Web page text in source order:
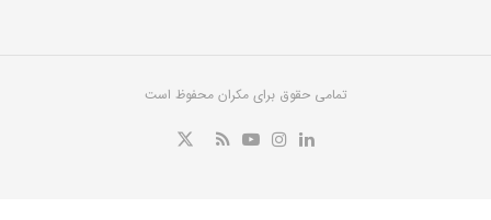
تمامی حقوق برای مکران محفوظ است